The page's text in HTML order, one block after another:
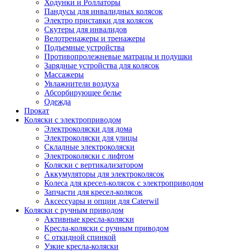
Ходунки и Роллаторы
Пандусы для инвалидных колясок
Электро приставки для колясок
Скутеры для инвалидов
Велотренажеры и тренажеры
Подъемные устройства
Противопролежневые матрацы и подушки
Зарядные устройства для колясок
Массажеры
Увлажнители воздуха
Абсорбирующее белье
Одежда
Прокат
Коляски с электроприводом
Электроколяски для дома
Электроколяски для улицы
Складные электроколяски
Электроколяски с лифтом
Коляски с вертикализатором
Аккумуляторы для электроколясок
Колеса для кресел-колясок с электроприводом
Запчасти для кресел-колясок
Аксессуары и опции для Caterwil
Коляски с ручным приводом
Активные кресла-коляски
Кресла-коляски с ручным приводом
С откидной спинкой
Узкие кресла-коляски